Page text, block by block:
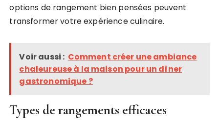
options de rangement bien pensées peuvent
transformer votre expérience culinaire.
Voir aussi : Comment créer une ambiance
chaleureuse à la maison pour un dîner
gastronomique ?
Types de rangements efficaces